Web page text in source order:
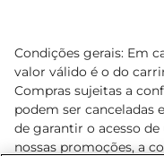
Condições gerais: Em
valor válido é o do
Compras sujeitas a
podem ser canceladas
de garantir o acesso
nossas promoções, a